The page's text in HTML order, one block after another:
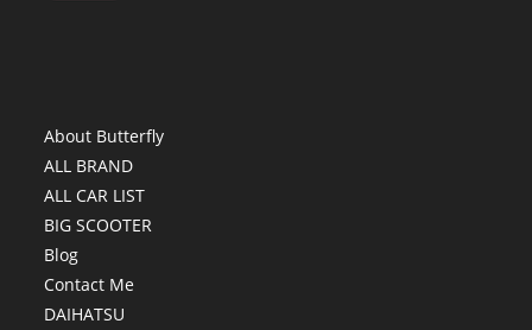
About Butterfly
ALL BRAND
ALL CAR LIST
BIG SCOOTER
Blog
Contact Me
DAIHATSU